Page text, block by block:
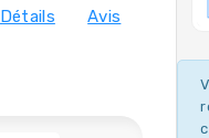
Détails Avis